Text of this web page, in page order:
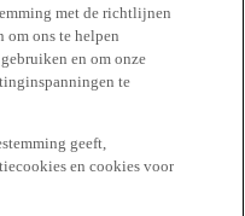
met de richtlijnen
om ons te helpen
en om onze
te
geeft,
en cookies voor